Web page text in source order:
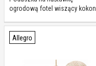
ogrodową fotel wiszący kokon
Allegro